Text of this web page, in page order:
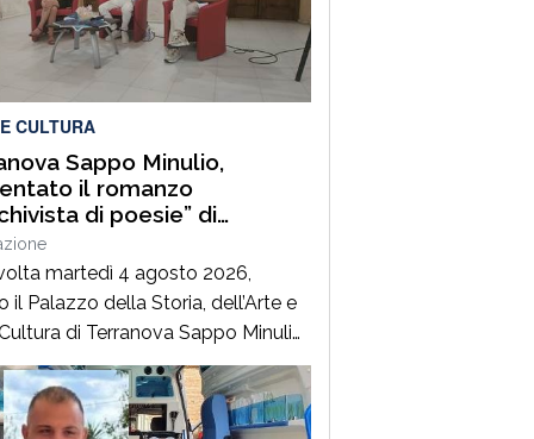
2028. È l’ennesima denuncia del
della sanità, che attesta una
del settore, purtroppo
dai […]
CULTURA
Sappo Minulio,
il romanzo
di poesie” di
Maria Gazzana
martedì 4 agosto 2026,
il Palazzo della Storia, dell’Arte e
di Terranova Sappo Minulio,
ufficiale de “L’Archivista
secondo romanzo del giovane
Carmelo Maria Gazzana.La